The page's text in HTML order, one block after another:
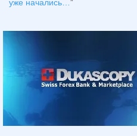
уже начались… ”